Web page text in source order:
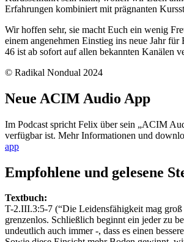
Erfahrungen kombiniert mit prägnanten
Wir hoffen sehr, sie macht Euch ein wenig
einem angenehmen Einstieg ins neue Jahr für
46 ist ab sofort auf allen bekannten Kanälen
© Radikal Nondual 2024
Neue ACIM Audio App
Im Podcast spricht Felix über sein „ACIM
verfügbar ist. Mehr Informationen und
app
Empfohlene und gelesene
Textbuch:
T-2.III.3:5-7 (“Die Leidensfähigkeit mag groß
grenzenlos. Schließlich beginnt ein jeder zu
undeutlich auch immer -, dass es einen